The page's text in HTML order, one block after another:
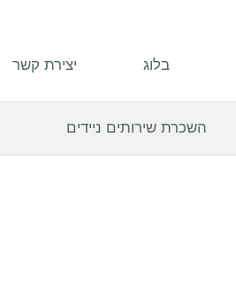
בלוג יצירת קשר
השכרת שירותים ניידים